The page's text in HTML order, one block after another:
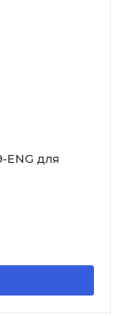
ENG для